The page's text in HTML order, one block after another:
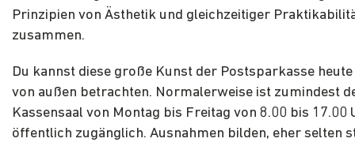
Prinzipien von Ästhetik und gleichzeitiger
zusammen.
Du kannst diese große Kunst der Postsparkasse
von außen betrachten. Normalerweise ist zumindest
Kassensaal von Montag bis Freitag von 8.00 bis 17.00
öffentlich zugänglich. Ausnahmen bilden, eher selten